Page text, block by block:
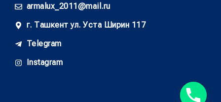
armalux_2011@mail.ru
г. Ташкент ул. Уста Ширин 117
Telegram
Instagram